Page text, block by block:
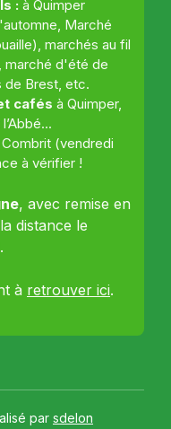
: à Quimper
Marché
marchés au fil
marché d'été de
de Brest, etc.
cafés à Quimper,
(vendredi
à vérifier !
, avec remise en
distance le
à retrouver ici.
par sdelon